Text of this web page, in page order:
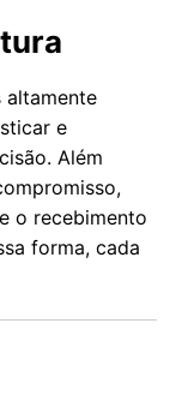
altamente
e
Além
o recebimento
forma, cada